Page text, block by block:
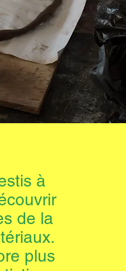
à
de la
plus